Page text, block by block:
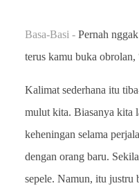
Basa-Basi - Pernah
terus kamu buka obrolan,
Kalimat sederhana itu
mulut kita. Biasanya kita
keheningan selama
dengan orang baru.
sepele. Namun, itu justru